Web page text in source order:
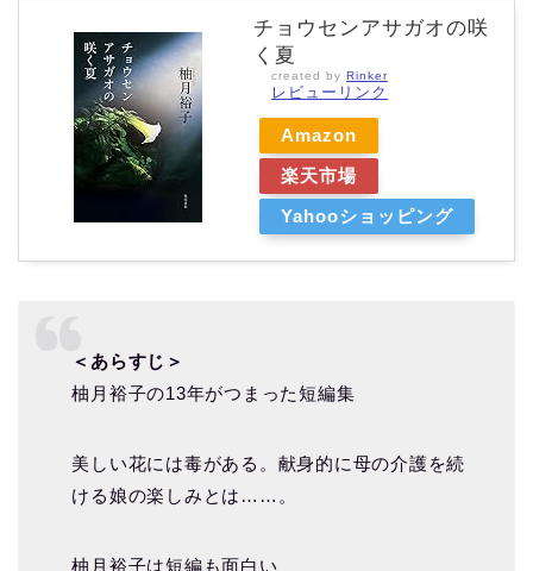
チョウセンアサガオの咲
く夏
created by Rinker
レビューリンク
Amazon
楽天市場
Yahooショッピング
＜あらすじ＞
柚月裕子の13年がつまった短編集
美しい花には毒がある。献身的に母の介護を続
ける娘の楽しみとは……。
柚月裕子は短編も面白い